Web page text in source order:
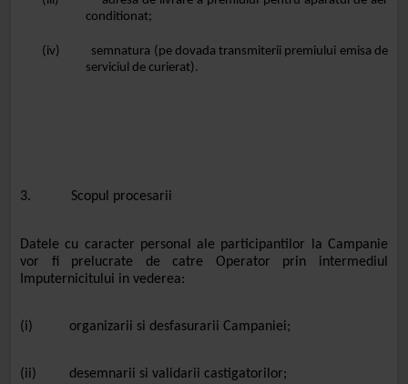
conditionat;
(iv) semnatura (pe dovada transmiterii premiului emisa de
serviciul de curierat).
3. Scopul procesarii
Datele cu caracter personal ale participantilor la Campanie
vor fi prelucrate de catre Operator prin intermediul
Imputernicitului in vederea:
(i) organizarii si desfasurarii Campaniei;
(ii) desemnarii si validarii castigatorilor;